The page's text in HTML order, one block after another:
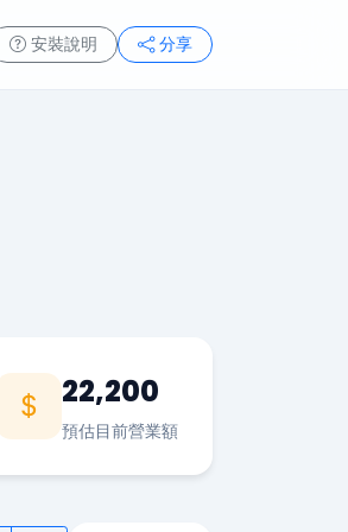
安裝說明 分享
22,200
預估目前營業額